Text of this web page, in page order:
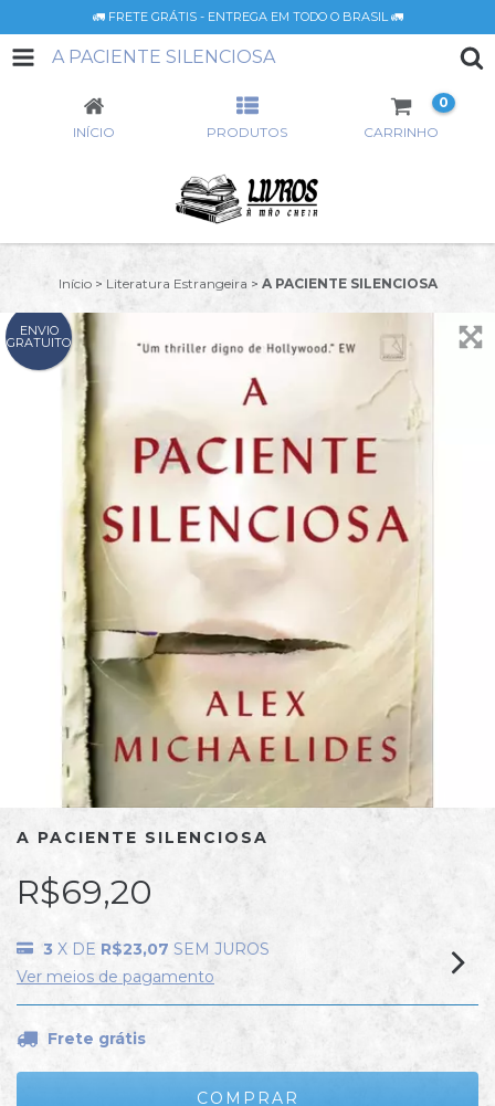
🚛 FRETE GRÁTIS - ENTREGA EM TODO O BRASIL 🚛
A PACIENTE SILENCIOSA
INÍCIO PRODUTOS CARRINHO
0
Início > Literatura Estrangeira > A PACIENTE SILENCIOSA
ENVIO
GRATUITO
A PACIENTE SILENCIOSA
R$69,20
3 X DE R$23,07 SEM JUROS
Ver meios de pagamento
Frete grátis